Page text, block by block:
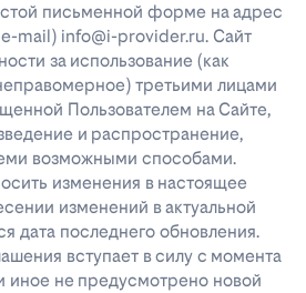
письменной форме на адрес
mail) info@i-provider.ru. Сайт
за использование (как
третьими лицами
Пользователем на Сайте,
и распространение,
возможными способами.
изменения в настоящее
изменений в актуальной
дата последнего обновления.
вступает в силу с момента
иное не предусмотрено новой